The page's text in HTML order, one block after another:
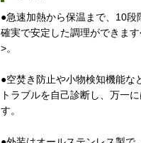
●急速加熱から保温まで、10段
確実で安定した調理ができま
>。
●空焚き防止や小物検知機能な
トラブルを自己診断し、万一
す。